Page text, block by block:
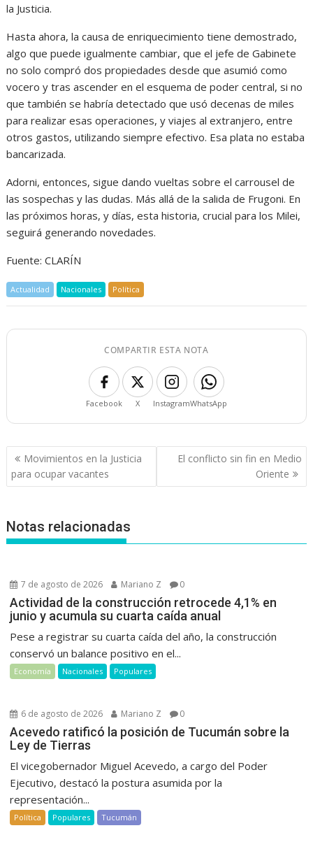
la Justicia.
Hasta ahora, la causa de enriquecimiento tiene demostrado,
algo que puede igualmente cambiar, que el jefe de Gabinete
no solo compró dos propiedades desde que asumió como
vocero y tras ascender en el esquema de poder central, si no
que también se habría detectado que usó decenas de miles
para realizar esas operaciones, y viajes al extranjero, entre
otros gastos, utilizando siempre efectivo. Esa plata no estaba
bancarizada.
Adorni, entonces, sigue dando vueltas sobre el carrousel de
las sospechas y las dudas. Más allá de la salida de Frugoni. En
las próximos horas, y días, esta historia, crucial para los Milei,
seguirá generando novedades.
Fuente: CLARÍN
Actualidad Nacionales Política
COMPARTIR ESTA NOTA
Facebook X InstagramWhatsApp
Navegación
de
entradas
Movimientos en la Justicia
para ocupar vacantes
El conflicto sin fin en Medio
Oriente
Notas relacionadas
7 de agosto de 2026 Mariano Z 0
Actividad de la construcción retrocede 4,1% en
junio y acumula su cuarta caída anual
Pese a registrar su cuarta caída del año, la construcción
conservó un balance positivo en el...
Economía Nacionales Populares
6 de agosto de 2026 Mariano Z 0
Acevedo ratificó la posición de Tucumán sobre la
Ley de Tierras
El vicegobernador Miguel Acevedo, a cargo del Poder
Ejecutivo, destacó la postura asumida por la
representación...
Política Populares Tucumán